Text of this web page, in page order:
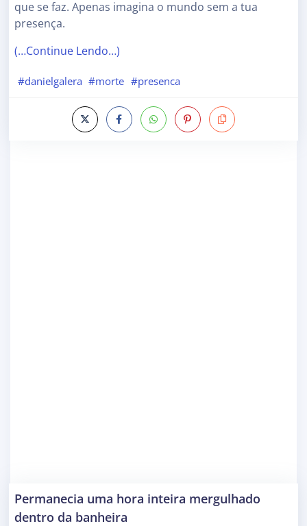
que se faz. Apenas imagina o mundo sem a tua
presença.
(…Continue Lendo…)
#danielgalera #morte #presenca
Permanecia uma hora inteira mergulhado
dentro da banheira